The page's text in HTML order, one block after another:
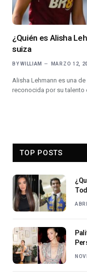
¿Quién es Alisha
suiza
BY WILLIAM MARZO 12,
Alisha Lehmann es una
reconocida por su talento
TOP POSTS
de